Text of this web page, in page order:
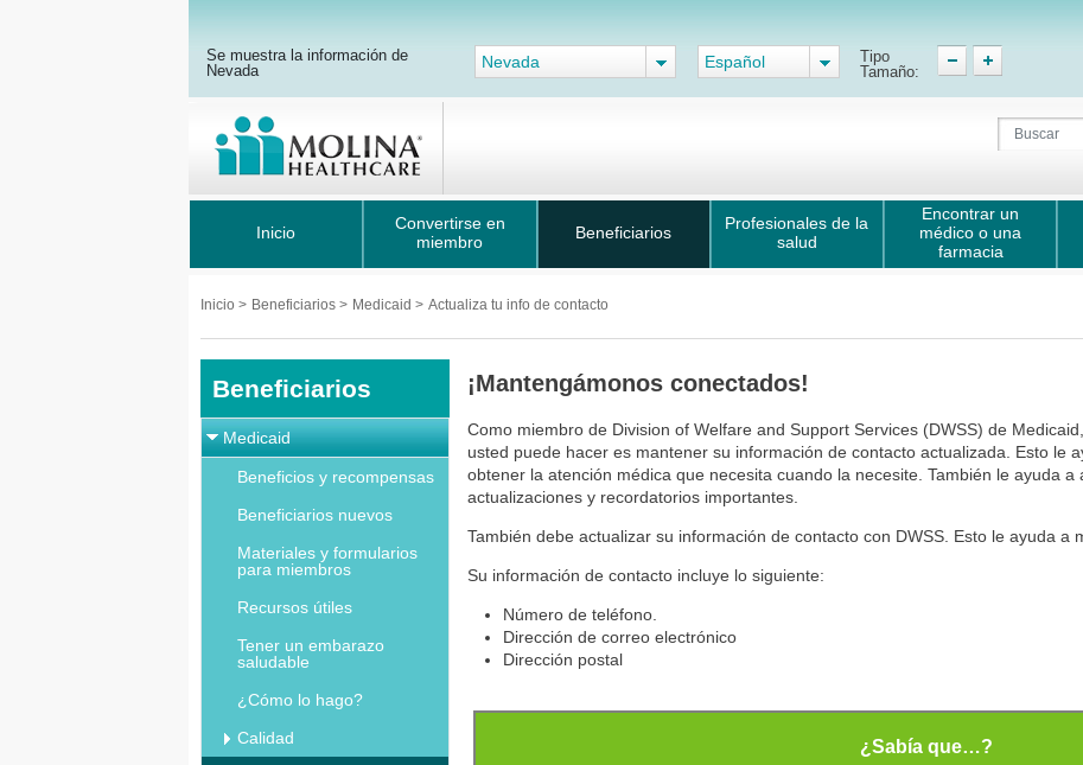
Se muestra la información de
Nevada
Nevada Español
Tipo
Tamaño:
Inicio
Convertirse en
miembro
Beneficiarios
Profesionales de la
salud
Encontrar un
médico o una
farmacia
Inicio > Beneficiarios > Medicaid > Actualiza tu info de contacto
Beneficiarios
Medicaid
Beneficios y recompensas
Beneficiarios nuevos
Materiales y formularios
para miembros
Recursos útiles
Tener un embarazo
saludable
¿Cómo lo hago?
Calidad
¡Mantengámonos conectados!
Como miembro de Division of Welfare and Support Services (DWSS) de
usted puede hacer es mantener su información de contacto actualizada. Esto le
obtener la atención médica que necesita cuando la necesite. También le ayuda
actualizaciones y recordatorios importantes.
También debe actualizar su información de contacto con DWSS. Esto le ayuda a
Su información de contacto incluye lo siguiente:
Número de teléfono.
Dirección de correo electrónico
Dirección postal
¿Sabía que…?